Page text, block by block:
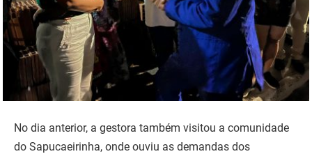
No dia anterior, a gestora também visitou a comunidade
do Sapucaeirinha, onde ouviu as demandas dos